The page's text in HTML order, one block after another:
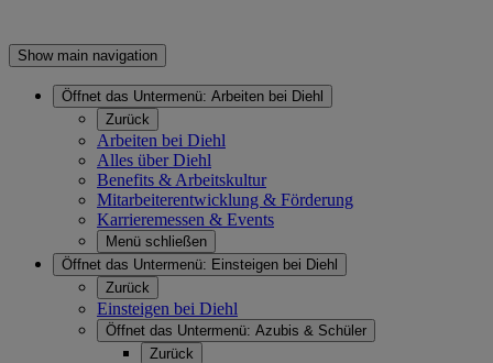
Show main navigation
Öffnet das Untermenü: Arbeiten bei Diehl
Zurück
Arbeiten bei Diehl
Alles über Diehl
Benefits & Arbeitskultur
Mitarbeiterentwicklung & Förderung
Karrieremessen & Events
Menü schließen
Öffnet das Untermenü: Einsteigen bei Diehl
Zurück
Einsteigen bei Diehl
Öffnet das Untermenü: Azubis & Schüler
Zurück